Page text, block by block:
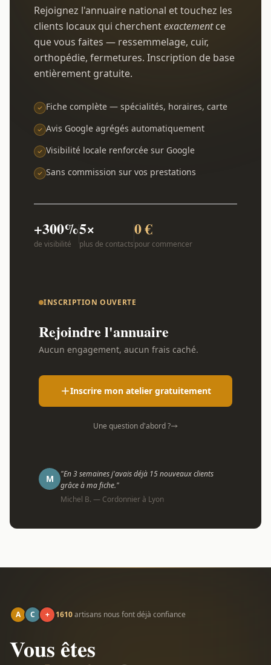
Rejoignez l'annuaire national et touchez les
clients locaux qui cherchentexactementce
que vous faites — ressemmelage, cuir,
orthopédie, fermetures. Inscription de base
entièrement gratuite.
Fiche complète — spécialités, horaires, carte
Avis Google agrégés automatiquement
Visibilité locale renforcée sur Google
Sans commission sur vos prestations
+300%
de visibilité
5×
plus de contacts
0 €
pour commencer
INSCRIPTION OUVERTE
Rejoindre l'annuaire
Aucun engagement, aucun frais caché.
Inscrire mon atelier gratuitement
Une question d'abord ?
M
"En 3 semaines j'avais déjà 15 nouveaux clients
grâce à ma fiche."
Michel B. — Cordonnier à Lyon
A C + 1610artisans nous font déjà confiance
Vous êtes